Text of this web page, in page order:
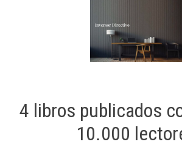
4 libros publicados
10.000